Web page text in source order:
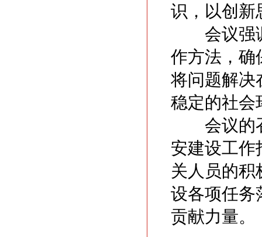
识，以创新
会议强调
作方法，确
将问题解决
稳定的社会
会议的召
安建设工作
关人员的积
设各项任务
贡献力量。